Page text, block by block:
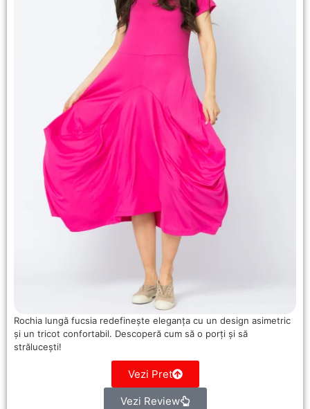
Rochia lungă fucsia redefinește eleganța cu un design asimetric
și un tricot confortabil. Descoperă cum să o porți și să
strălucești!
Vezi Pret
Vezi Review